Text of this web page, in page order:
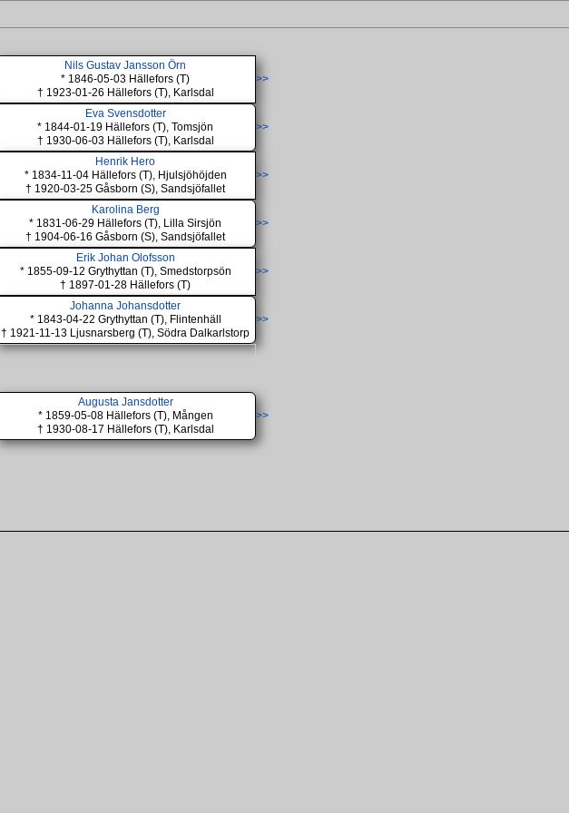
Nils Gustav Jansson Örn
* 1846-05-03 Hällefors (T)
† 1923-01-26 Hällefors (T), Karlsdal
>>
Eva Svensdotter
* 1844-01-19 Hällefors (T), Tomsjön
† 1930-06-03 Hällefors (T), Karlsdal
>>
Henrik Hero
* 1834-11-04 Hällefors (T), Hjulsjöhöjden
† 1920-03-25 Gåsborn (S), Sandsjöfallet
>>
Karolina Berg
* 1831-06-29 Hällefors (T), Lilla Sirsjön
† 1904-06-16 Gåsborn (S), Sandsjöfallet
>>
Erik Johan Olofsson
* 1855-09-12 Grythyttan (T), Smedstorpsön
† 1897-01-28 Hällefors (T)
>>
Johanna Johansdotter
* 1843-04-22 Grythyttan (T), Flintenhäll
† 1921-11-13 Ljusnarsberg (T), Södra Dalkarlstorp
>>
Augusta Jansdotter
* 1859-05-08 Hällefors (T), Mången
† 1930-08-17 Hällefors (T), Karlsdal
>>